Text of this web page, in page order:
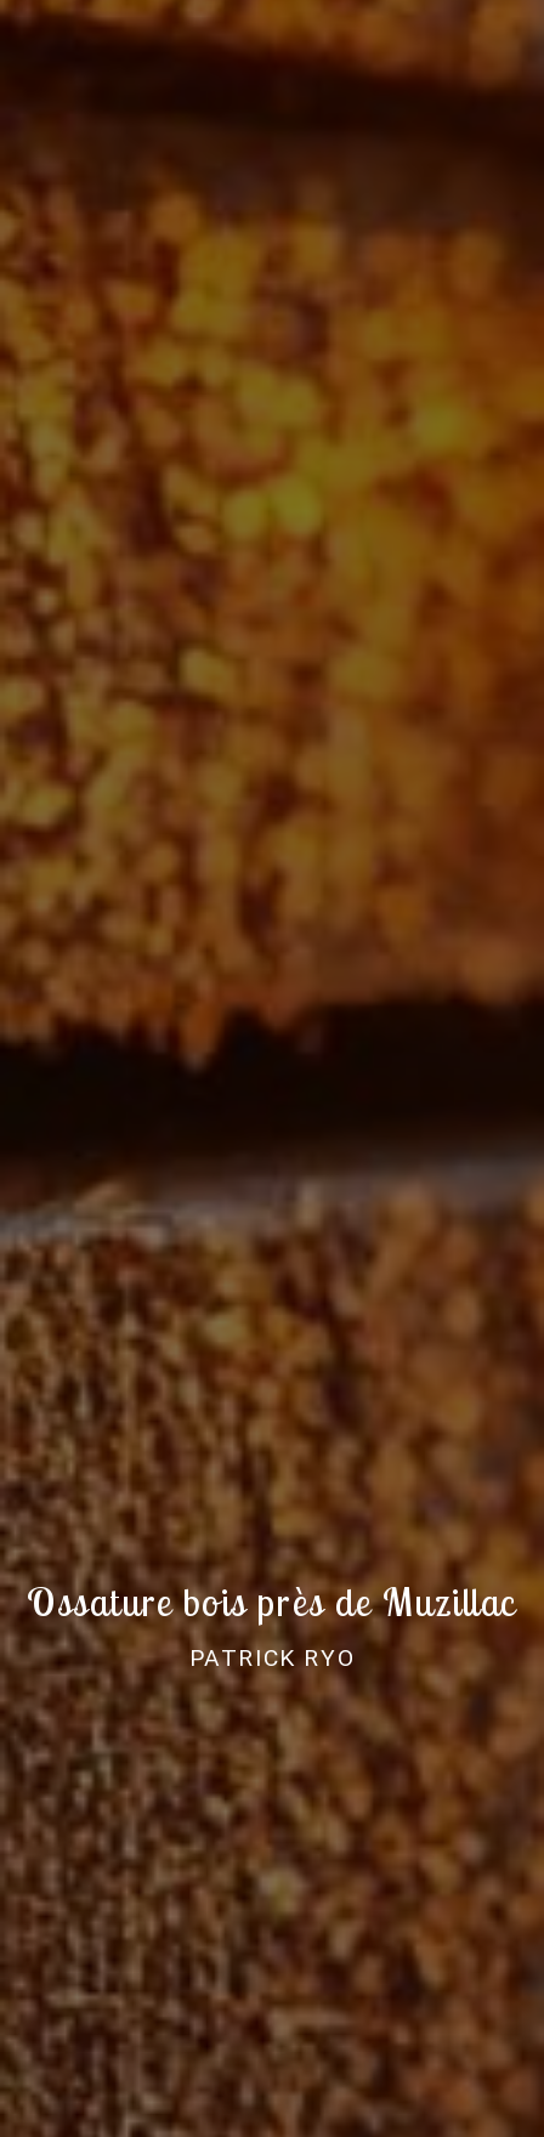
Ossature bois près de Muzillac
PATRICK RYO